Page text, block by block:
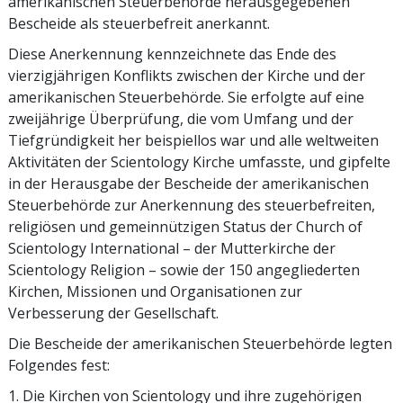
Bescheide als steuerbefreit anerkannt.
Diese Anerkennung kennzeichnete das Ende des
vierzigjährigen Konflikts zwischen der Kirche und der
amerikanischen Steuerbehörde. Sie erfolgte auf eine
zweijährige Überprüfung, die vom Umfang und der
Tiefgründigkeit her beispiellos war und alle weltweiten
Aktivitäten der Scientology Kirche umfasste, und gipfelte
in der Herausgabe der Bescheide der amerikanischen
Steuerbehörde zur Anerkennung des steuerbefreiten,
religiösen und gemeinnützigen Status der Church of
Scientology International – der Mutterkirche der
Scientology Religion – sowie der 150 angegliederten
Kirchen, Missionen und Organisationen zur
Verbesserung der Gesellschaft.
Die Bescheide der amerikanischen Steuerbehörde legten
Folgendes fest:
1. Die Kirchen von Scientology und ihre zugehörigen